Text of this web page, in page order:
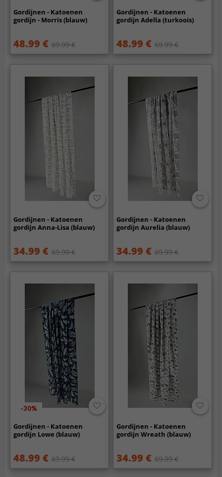
Gordijnen - Katoenen
gordijn - Morris (blauw)
48.99 € 69.99 €
Gordijnen - Katoenen
gordijn Adella (turkoois)
48.99 € 69.99 €
Gordijnen - Katoenen
gordijn Anna-Lisa (blauw)
34.99 € 69.99 €
Gordijnen - Katoenen
gordijn Aurelia (blauw)
34.99 € 69.99 €
-30%
Gordijnen - Katoenen
gordijn Lowe (blauw)
48.99 € 69.99 €
Gordijnen - Katoenen
gordijn Wreath (blauw)
34.99 € 69.99 €